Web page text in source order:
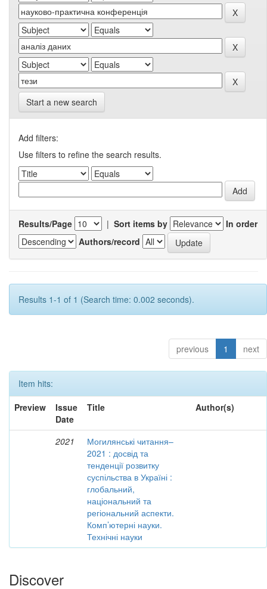
Start a new search
Add filters:
Use filters to refine the search results.
Results/Page | Sort items by
In order
Authors/record
Results 1-1 of 1 (Search time: 0.002 seconds).
previous 1 next
Item hits:
Preview
Issue
Date
Title Author(s)
2021
Могилянські читання–
2021 : досвід та
тенденції розвитку
суспільства в Україні :
глобальний,
національний та
регіональний аспекти.
Комп’ютерні науки.
Технічні науки
Discover